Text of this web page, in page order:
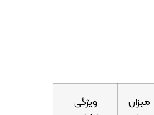
میزان
ویژگی